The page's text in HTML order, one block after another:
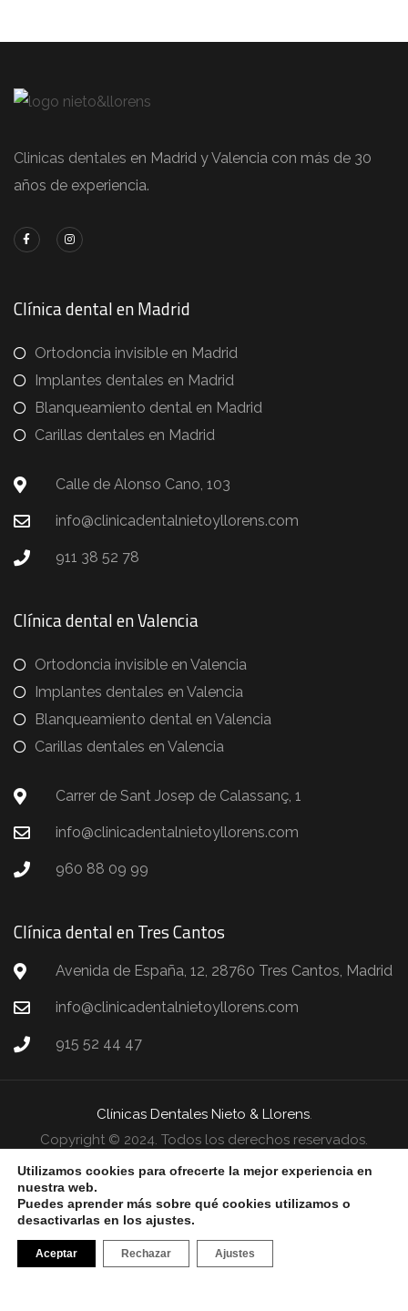
Clinicas dentales en Madrid y Valencia con más de 30
años de experiencia.
Clínica dental en Madrid
Ortodoncia invisible en Madrid
Implantes dentales en Madrid
Blanqueamiento dental en Madrid
Carillas dentales en Madrid
Calle de Alonso Cano, 103
info@clinicadentalnietoyllorens.com
911 38 52 78
Clínica dental en Valencia
Ortodoncia invisible en Valencia
Implantes dentales en Valencia
Blanqueamiento dental en Valencia
Carillas dentales en Valencia
Carrer de Sant Josep de Calassanç, 1
info@clinicadentalnietoyllorens.com
960 88 09 99
Clínica dental en Tres Cantos
Avenida de España, 12, 28760 Tres Cantos, Madrid
info@clinicadentalnietoyllorens.com
915 52 44 47
Clínicas Dentales Nieto & Llorens.
Copyright © 2024. Todos los derechos reservados.
Aviso LegalPolítica de Privacidad Política de Cookies
Utilizamos cookies para ofrecerte la mejor experiencia en
nuestra web.
Puedes aprender más sobre qué cookies utilizamos o
desactivarlas en los ajustes.
Aceptar Rechazar Ajustes